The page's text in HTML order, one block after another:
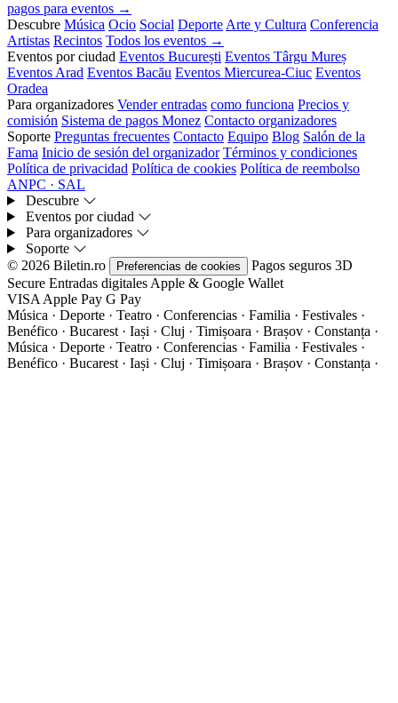
pagos para eventos →
Descubre Música Ocio Social Deporte Arte y Cultura Conferencia
Artistas Recintos Todos los eventos →
Eventos por ciudad Eventos București Eventos Târgu Mureș
Eventos Arad Eventos Bacău Eventos Miercurea-Ciuc Eventos
Oradea
Para organizadores Vender entradas como funciona Precios y
comisión Sistema de pagos Monez Contacto organizadores
Soporte Preguntas frecuentes Contacto Equipo Blog Salón de la
Fama Inicio de sesión del organizador Términos y condiciones
Política de privacidad Política de cookies Política de reembolso
ANPC · SAL
Descubre
Eventos por ciudad
Para organizadores
Soporte
© 2026 Biletin.ro
Preferencias de cookies Pagos seguros 3D
Secure Entradas digitales Apple & Google Wallet
VISA Apple Pay G Pay
Música · Deporte · Teatro · Conferencias · Familia · Festivales ·
Benéfico · Bucarest · Iași · Cluj · Timișoara · Brașov · Constanța ·
Música · Deporte · Teatro · Conferencias · Familia · Festivales ·
Benéfico · Bucarest · Iași · Cluj · Timișoara · Brașov · Constanța ·